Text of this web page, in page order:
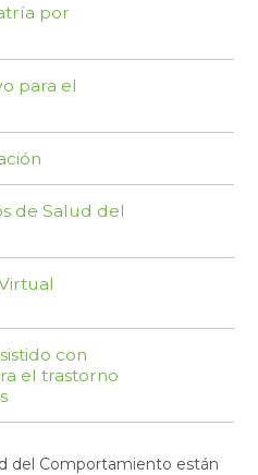
por
para el
de Salud del
con
el trastorno
del Comportamiento están